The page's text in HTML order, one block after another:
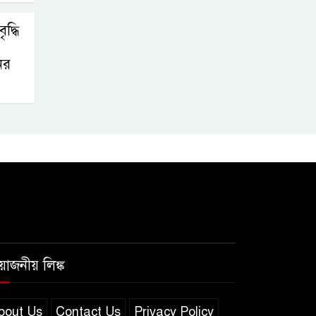
লিঙ্ক
Us Contact Us Privacy Policy